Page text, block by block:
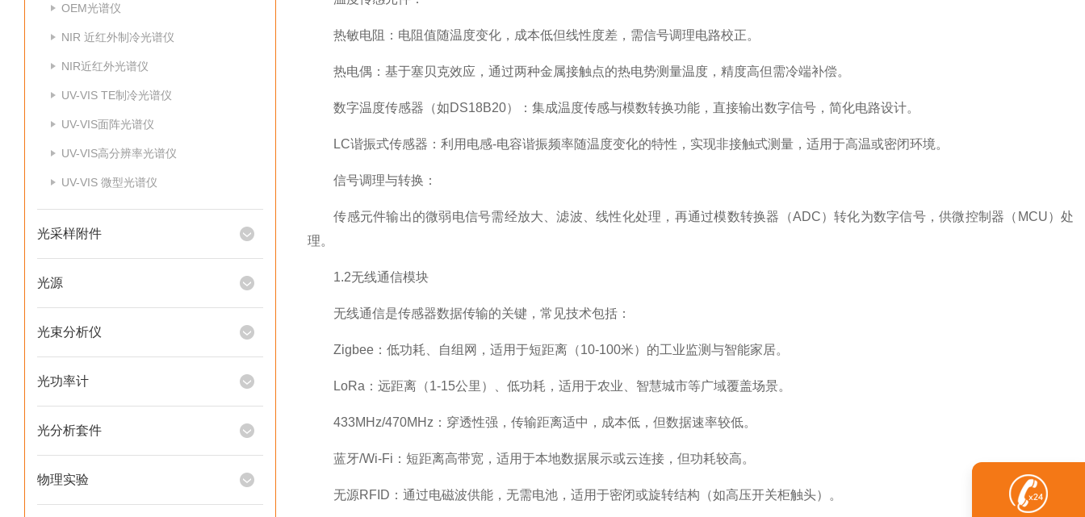
OEM光谱仪
NIR 近红外制冷光谱仪
NIR近红外光谱仪
UV-VIS TE制冷光谱仪
UV-VIS面阵光谱仪
UV-VIS高分辨率光谱仪
UV-VIS 微型光谱仪
光采样附件
光源
光束分析仪
光功率计
光分析套件
物理实验
热敏电阻：电阻值随温度变化，成本低但线性度差，需信号调理电路校正。
热电偶：基于塞贝克效应，通过两种金属接触点的热电势测量温度，精度高但需冷端补偿。
数字温度传感器（如DS18B20）：集成温度传感与模数转换功能，直接输出数字信号，简化电路设计。
LC谐振式传感器：利用电感-电容谐振频率随温度变化的特性，实现非接触式测量，适用于高温或密闭环境。
信号调理与转换：
传感元件输出的微弱电信号需经放大、滤波、线性化处理，再通过模数转换器（ADC）转化为数字信号，供微控制器（MCU）处
理。
1.2无线通信模块
无线通信是传感器数据传输的关键，常见技术包括：
Zigbee：低功耗、自组网，适用于短距离（10-100米）的工业监测与智能家居。
LoRa：远距离（1-15公里）、低功耗，适用于农业、智慧城市等广域覆盖场景。
433MHz/470MHz：穿透性强，传输距离适中，成本低，但数据速率较低。
蓝牙/Wi-Fi：短距离高带宽，适用于本地数据展示或云连接，但功耗较高。
无源RFID：通过电磁波供能，无需电池，适用于密闭或旋转结构（如高压开关柜触头）。